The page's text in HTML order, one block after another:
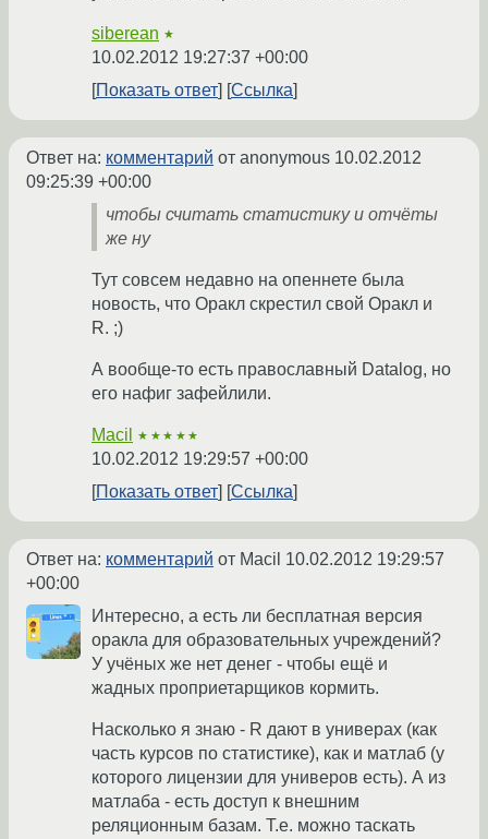
siberean ★
10.02.2012 19:27:37 +00:00
Показать ответ
Ссылка
Ответ на: комментарий от anonymous 10.02.2012
09:25:39 +00:00
чтобы считать статистику и отчёты
же ну
Тут совсем недавно на опеннете была
новость, что Оракл скрестил свой Оракл и
R. ;)
А вообще-то есть православный Datalog, но
его нафиг зафейлили.
Macil ★★★★★
10.02.2012 19:29:57 +00:00
Показать ответ
Ссылка
Ответ на: комментарий от Macil 10.02.2012 19:29:57
+00:00
Интересно, а есть ли бесплатная версия
оракла для образовательных учреждений?
У учёных же нет денег - чтобы ещё и
жадных проприетарщиков кормить.
Насколько я знаю - R дают в универах (как
часть курсов по статистике), как и матлаб (у
которого лицензии для универов есть). А из
матлаба - есть доступ к внешним
реляционным базам. Т.е. можно таскать